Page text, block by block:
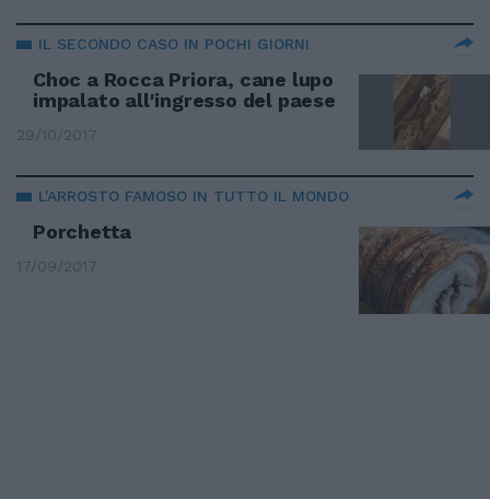
IL SECONDO CASO IN POCHI GIORNI
Choc a Rocca Priora, cane lupo
impalato all'ingresso del paese
29/10/2017
L'ARROSTO FAMOSO IN TUTTO IL MONDO
Porchetta
17/09/2017